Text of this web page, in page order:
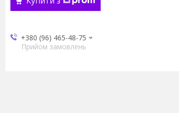
+380 (96) 465-48-75
Прийом замовлень